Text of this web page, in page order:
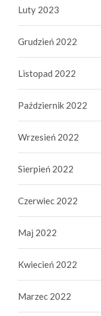
Luty 2023
Grudzień 2022
Listopad 2022
Październik 2022
Wrzesień 2022
Sierpień 2022
Czerwiec 2022
Maj 2022
Kwiecień 2022
Marzec 2022